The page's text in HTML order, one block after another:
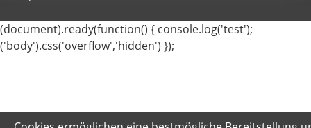
(document).ready(function() { console.log('test');
('body').css('overflow','hidden') });